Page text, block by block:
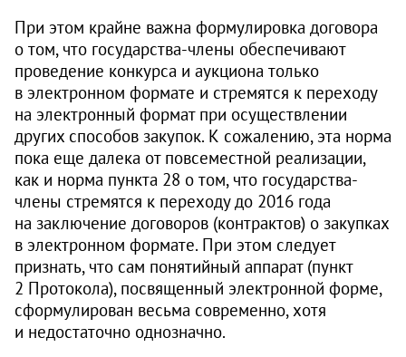
При этом крайне важна формулировка договора
о том, что государства-члены обеспечивают
проведение конкурса и аукциона только
в электронном формате и стремятся к переходу
на электронный формат при осуществлении
других способов закупок. К сожалению, эта норма
пока еще далека от повсеместной реализации,
как и норма пункта 28 о том, что государства-
члены стремятся к переходу до 2016 года
на заключение договоров (контрактов) о закупках
в электронном формате. При этом следует
признать, что сам понятийный аппарат (пункт
2 Протокола), посвященный электронной форме,
сформулирован весьма современно, хотя
и недостаточно однозначно.